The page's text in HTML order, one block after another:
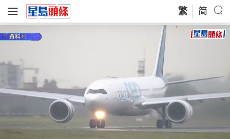
繁 简